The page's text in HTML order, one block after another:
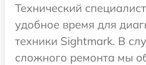
Технический
удобное время для
техники Sightmark. В
сложного ремонта мы